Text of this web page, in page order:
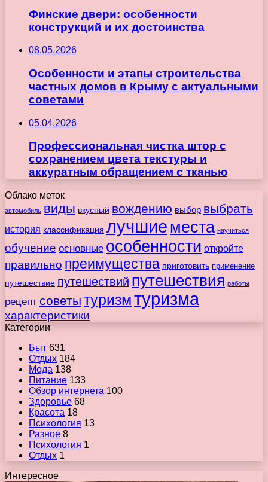
Финские двери: особенности
конструкций и их достоинства
08.05.2026
Особенности и этапы строительства
частных домов в Крыму с актуальными
советами
05.04.2026
Профессиональная чистка штор с
сохранением цвета текстуры и
аккуратным обращением с тканью
Облако меток
автомобиль виды вкусный вождению выбор выбрать
история классификация лучшиеместа научиться
обучение основные особенности откройте
правильно преимущества приготовить применение
путешествие путешествий путешествия работы
рецепт советы туризмтуризма
характеристики
Категории
Быт 631
Отдых 184
Мода 138
Питание 133
Обзор интернета 100
Здоровье 68
Красота 18
Психология 13
Разное 8
Психология 1
Отдых 1
Интересное